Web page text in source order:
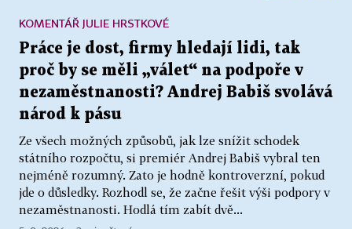
Práce je dost, firmy hledají lidi, tak
proč by se měli „válet“ na podpoře v
nezaměstnanosti? Andrej Babiš svolává
národ k pásu
Ze všech možných způsobů, jak lze snížit schodek
státního rozpočtu, si premiér Andrej Babiš vybral ten
nejméně rozumný. Zato je hodně kontroverzní, pokud
jde o důsledky. Rozhodl se, že začne řešit výši podpory v
nezaměstnanosti. Hodlá tím zabít dvě...
KOMENTÁŘ JULIE HRSTKOVÉ